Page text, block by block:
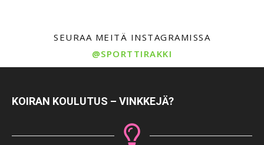
SEURAA MEITÄ INSTAGRAMISSA
@SPORTTIRAKKI
KOIRAN KOULUTUS – VINKKEJÄ?